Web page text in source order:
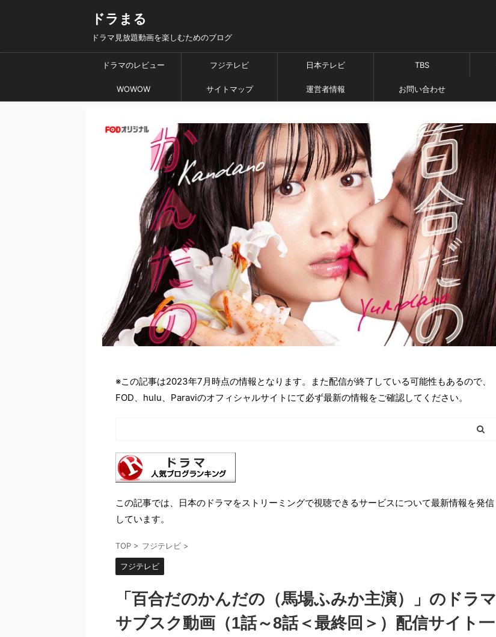
ドラまる
ドラマ見放題動画を楽しむためのブログ
ドラマのレビュー フジテレビ 日本テレビ TBS
WOWOW サイトマップ 運営者情報 お問い合わせ
※この記事は2023年7月時点の情報となります。また配信が終了している可能性もあるので、
FOD、hulu、Paraviのオフィシャルサイトにて必ず最新の情報をご確認してください。
この記事では、日本のドラマをストリーミングで視聴できるサービスについて最新情報を発信
しています。
TOP > フジテレビ >
フジテレビ
「百合だのかんだの（馬場ふみか主演）」のドラマ
サブスク動画（1話～8話＜最終回＞）配信サイト一